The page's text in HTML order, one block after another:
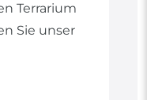
Terrarium
Sie unser